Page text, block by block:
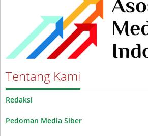
Tentang Kami
Redaksi
Pedoman Media Siber